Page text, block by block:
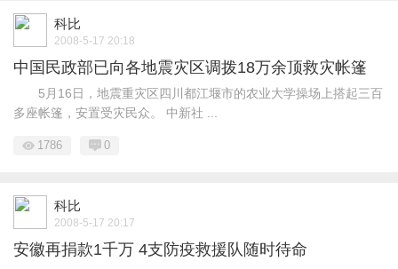
科比
2008-5-17 20:18
中国民政部已向各地震灾区调拨18万余顶救灾帐篷
5月16日，地震重灾区四川都江堰市的农业大学操场上搭起三百
多座帐篷，安置受灾民众。 中新社 ...
1786 0
科比
2008-5-17 20:17
安徽再捐款1千万 4支防疫救援队随时待命